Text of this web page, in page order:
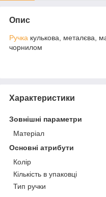
Опис
Ручка кулькова, металєва,
чорнилом
Характеристики
Зовнішні параметри
Матеріал
Основні атрибути
Колір
Кількість в упаковці
Тип ручки